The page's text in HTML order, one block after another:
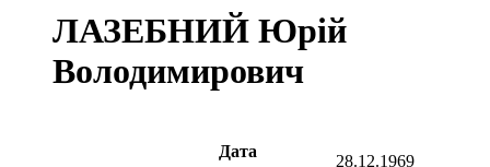
ЛАЗЕБНИЙ Юрій
Володимирович
Дата
28.12.1969